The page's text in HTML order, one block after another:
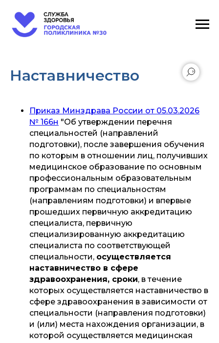
Наставничество
Приказ Минздрава России от 05.03.2026
№ 166н "Об утверждении перечня
специальностей (направлений
подготовки), после завершения обучения
по которым в отношении лиц, получивших
медицинское образование по основным
профессиональным образовательным
программам по специальностям
(направлениям подготовки) и впервые
прошедших первичную аккредитацию
специалиста, первичную
специализированную аккредитацию
специалиста по соответствующей
специальности, осуществляется
наставничество в сфере
здравоохранения, сроки, в течение
которых осуществляется наставничество в
сфере здравоохранения в зависимости от
специальности (направления подготовки)
и (или) места нахождения организации, в
которой осуществляется медицинская